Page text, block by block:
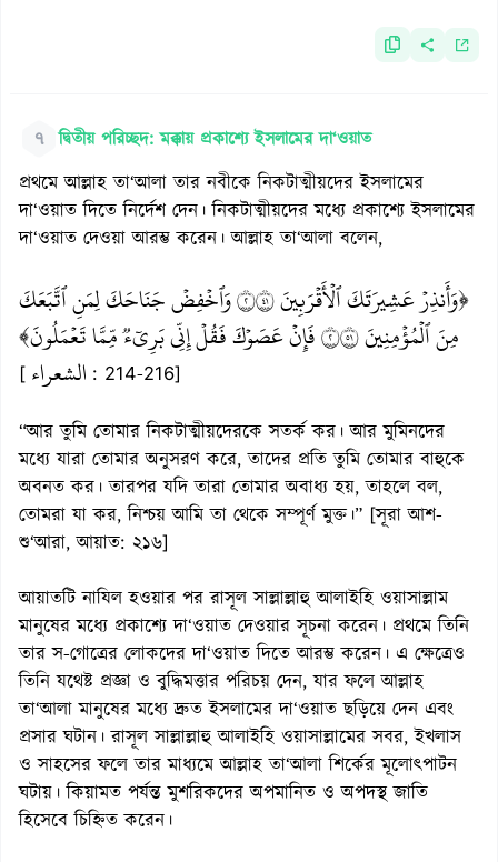
৭ দ্বিতীয় পরিচ্ছদ: মক্কায় প্রকাশ্যে ইসলামের দা‘ওয়াত
প্রথমে আল্লাহ তা‘আলা তার নবীকে নিকটাত্মীয়দের ইসলামের
দা‘ওয়াত দিতে নির্দেশ দেন। নিকটাত্মীয়দের মধ্যে প্রকাশ্যে ইসলামের
দা‘ওয়াত দেওয়া আরম্ভ করেন। আল্লাহ তা‘আলা বলেন,
﴿وَأَنذِرۡ عَشِيرَتَكَ ٱلۡأَقۡرَبِينَ ٢١٤ وَٱخۡفِضۡ جَنَاحَكَ لِمَنِ ٱتَّبَعَكَ
مِنَ ٱلۡمُؤۡمِنِينَ ٢١٥ فَإِنۡ عَصَوۡكَ فَقُلۡ إِنِّي بَرِيٓءٞ مِّمَّا تَعۡمَلُونَ﴾
[ الشعراء : 214-216]
“আর তুমি তোমার নিকটাত্মীয়দেরকে সতর্ক কর। আর মুমিনদের
মধ্যে যারা তোমার অনুসরণ করে, তাদের প্রতি তুমি তোমার বাহুকে
অবনত কর। তারপর যদি তারা তোমার অবাধ্য হয়, তাহলে বল,
তোমরা যা কর, নিশ্চয় আমি তা থেকে সম্পূর্ণ মুক্ত।” [সূরা আশ-
শু‘আরা, আয়াত: ২১৬]
আয়াতটি নাযিল হওয়ার পর রাসূল সাল্লাল্লাহু আলাইহি ওয়াসাল্লাম
মানুষের মধ্যে প্রকাশ্যে দা‘ওয়াত দেওয়ার সূচনা করেন। প্রথমে তিনি
তার স-গোত্রের লোকদের দা‘ওয়াত দিতে আরম্ভ করেন। এ ক্ষেত্রেও
তিনি যথেষ্ট প্রজ্ঞা ও বুদ্ধিমত্তার পরিচয় দেন, যার ফলে আল্লাহ
তা‘আলা মানুষের মধ্যে দ্রুত ইসলামের দা‘ওয়াত ছড়িয়ে দেন এবং
প্রসার ঘটান। রাসূল সাল্লাল্লাহু আলাইহি ওয়াসাল্লামের সবর, ইখলাস
ও সাহসের ফলে তার মাধ্যমে আল্লাহ তা‘আলা শির্কের মূলোৎপাটন
ঘটায়। কিয়ামত পর্যন্ত মুশরিকদের অপমানিত ও অপদস্থ জাতি
হিসেবে চিহ্নিত করেন।